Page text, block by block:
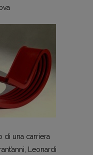
di una carriera
Leonardi